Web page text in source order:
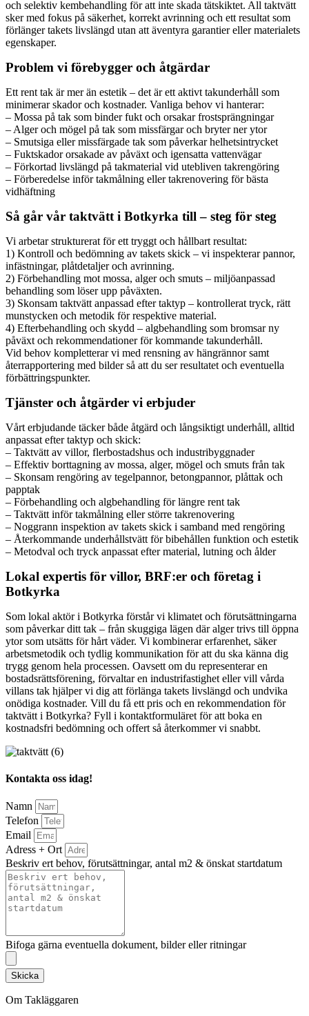
och selektiv kembehandling för att inte skada tätskiktet. All taktvätt
sker med fokus på säkerhet, korrekt avrinning och ett resultat som
förlänger takets livslängd utan att äventyra garantier eller materialets
egenskaper.
Problem vi förebygger och åtgärdar
Ett rent tak är mer än estetik – det är ett aktivt takunderhåll som
minimerar skador och kostnader. Vanliga behov vi hanterar:
– Mossa på tak som binder fukt och orsakar frostsprängningar
– Alger och mögel på tak som missfärgar och bryter ner ytor
– Smutsiga eller missfärgade tak som påverkar helhetsintrycket
– Fuktskador orsakade av påväxt och igensatta vattenvägar
– Förkortad livslängd på takmaterial vid utebliven takrengöring
– Förberedelse inför takmålning eller takrenovering för bästa
vidhäftning
Så går vår taktvätt i Botkyrka till – steg för steg
Vi arbetar strukturerat för ett tryggt och hållbart resultat:
1) Kontroll och bedömning av takets skick – vi inspekterar pannor,
infästningar, plåtdetaljer och avrinning.
2) Förbehandling mot mossa, alger och smuts – miljöanpassad
behandling som löser upp påväxten.
3) Skonsam taktvätt anpassad efter taktyp – kontrollerat tryck, rätt
munstycken och metodik för respektive material.
4) Efterbehandling och skydd – algbehandling som bromsar ny
påväxt och rekommendationer för kommande takunderhåll.
Vid behov kompletterar vi med rensning av hängrännor samt
återrapportering med bilder så att du ser resultatet och eventuella
förbättringspunkter.
Tjänster och åtgärder vi erbjuder
Vårt erbjudande täcker både åtgärd och långsiktigt underhåll, alltid
anpassat efter taktyp och skick:
– Taktvätt av villor, flerbostadshus och industribyggnader
– Effektiv borttagning av mossa, alger, mögel och smuts från tak
– Skonsam rengöring av tegelpannor, betongpannor, plåttak och
papptak
– Förbehandling och algbehandling för längre rent tak
– Taktvätt inför takmålning eller större takrenovering
– Noggrann inspektion av takets skick i samband med rengöring
– Återkommande underhållstvätt för bibehållen funktion och estetik
– Metodval och tryck anpassat efter material, lutning och ålder
Lokal expertis för villor, BRF:er och företag i
Botkyrka
Som lokal aktör i Botkyrka förstår vi klimatet och förutsättningarna
som påverkar ditt tak – från skuggiga lägen där alger trivs till öppna
ytor som utsätts för hårt väder. Vi kombinerar erfarenhet, säker
arbetsmetodik och tydlig kommunikation för att du ska känna dig
trygg genom hela processen. Oavsett om du representerar en
bostadsrättsförening, förvaltar en industrifastighet eller vill vårda
villans tak hjälper vi dig att förlänga takets livslängd och undvika
onödiga kostnader. Vill du få ett pris och en rekommendation för
taktvätt i Botkyrka? Fyll i kontaktformuläret för att boka en
kostnadsfri bedömning och offert så återkommer vi snabbt.
Kontakta oss idag!
Namn
Telefon
Email
Adress + Ort
Beskriv ert behov, förutsättningar, antal m2 & önskat startdatum
Bifoga gärna eventuella dokument, bilder eller ritningar
Skicka
Om Takläggaren